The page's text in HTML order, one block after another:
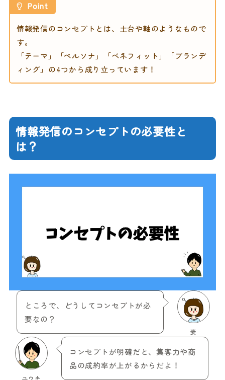
Point
情報発信のコンセプトとは、土台や軸のようなもので
す。
「テーマ」「ペルソナ」「ベネフィット」「ブランデ
ィング」の4つから成り立っています！
情報発信のコンセプトの必要性と
は？
妻
ところで、どうしてコンセプトが必
要なの？
ユウキ
コンセプトが明確だと、集客力や商
品の成約率が上がるからだよ！